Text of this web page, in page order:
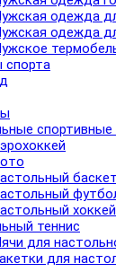
одежда
одежда
спорта
хоккей
теннис
для
для